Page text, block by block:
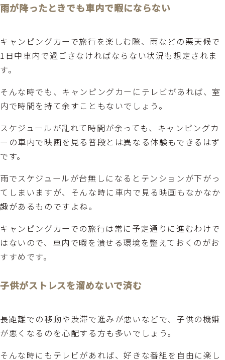
雨が降ったときでも車内で暇にならない
キャンピングカーで旅行を楽しむ際、雨などの悪天候で
1日中車内で過ごさなければならない状況も想定されま
す。
そんな時でも、キャンピングカーにテレビがあれば、室
内で時間を持て余すこともないでしょう。
スケジュールが乱れて時間が余っても、キャンピングカ
ーの車内で映画を見る普段とは異なる体験もできるはず
です。
雨でスケジュールが台無しになるとテンションが下がっ
てしまいますが、そんな時に車内で見る映画もなかなか
趣があるものですよね。
キャンピングカーでの旅行は常に予定通りに進むわけで
はないので、車内で暇を潰せる環境を整えておくのがお
すすめです。
子供がストレスを溜めないで済む
長距離での移動や渋滞で進みが悪いなどで、子供の機嫌
が悪くなるのを心配する方も多いでしょう。
そんな時にもテレビがあれば、好きな番組を自由に楽し